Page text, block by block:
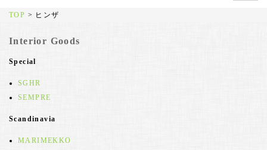
TOP > ヒンザ
Interior Goods
Special
SGHR
SEMPRE
Scandinavia
MARIMEKKO